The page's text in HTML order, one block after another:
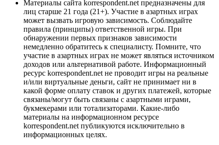
Материалы сайта korrespondent.net предназначены для
лиц старше 21 года (21+). Участие в азартных играх
может вызвать игровую зависимость. Соблюдайте
правила (принципы) ответственной игры. При
обнаружении первых признаков зависимости
немедленно обратитесь к специалисту. Помните, что
участие в азартных играх не может являться источником
доходов или альтернативой работе. Информационный
ресурс korrespondent.net не проводит игры на реальные
и/или виртуальные деньги, сайт не принимает ни в
какой форме оплату ставок и других платежей, которые
связаны/могут быть связаны с азартными играми,
букмекерами или тотализаторами. Какие-либо
материалы на информационном ресурсе
korrespondent.net публикуются исключительно в
информационных целях.